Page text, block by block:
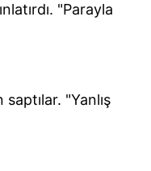
"Parayla
"Yanlış